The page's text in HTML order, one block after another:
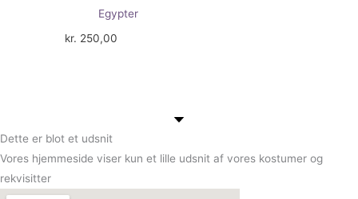
Egypter
kr. 250,00
Dette er blot et udsnit
Vores hjemmeside viser kun et lille udsnit af vores kostumer og
rekvisitter